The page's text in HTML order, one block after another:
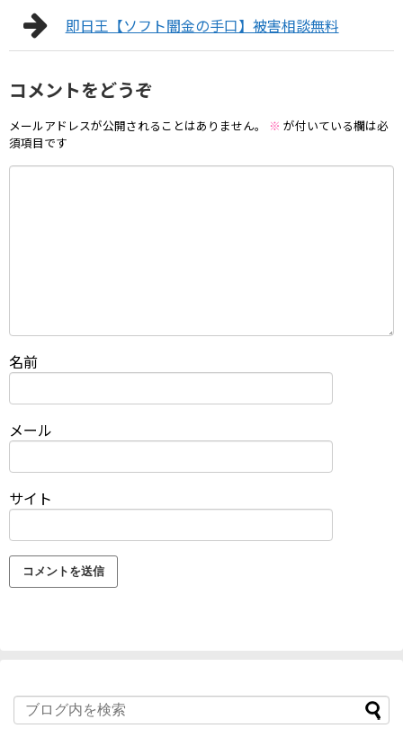
即日王【ソフト闇金の手口】被害相談無料
コメントをどうぞ
メールアドレスが公開されることはありません。 ※ が付いている欄は必
須項目です
名前
メール
サイト